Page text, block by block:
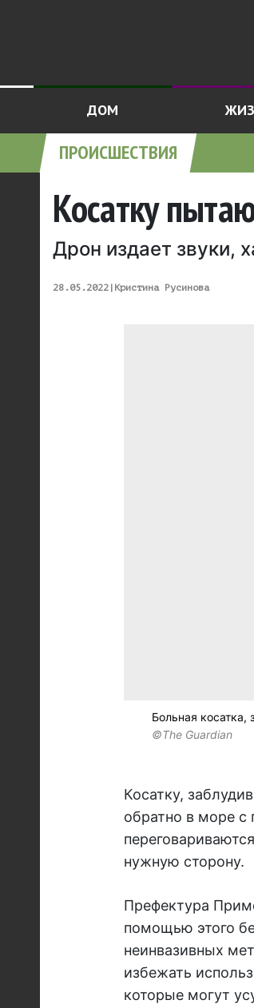
ДОМ
ПРОИСШЕСТВИЯ
Косатку
Дрон издает звуки,
28.05.2022| Кристина Русинова
Больная косатка,
©The Guardian
Косатку,
обратно в море
нужную сторону.
Префектура
помощью этого
неинвазивных
избежать
которые могут